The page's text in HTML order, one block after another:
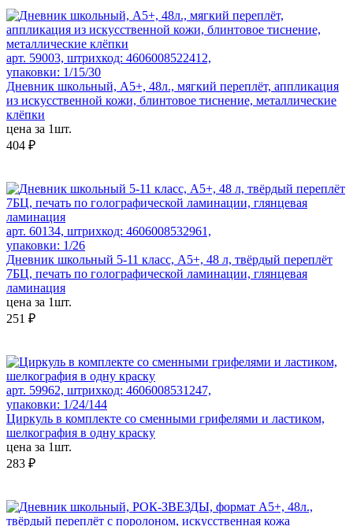
арт. 59003, штрихкод: 4606008522412,
упаковки: 1/15/30
Дневник школьный, А5+, 48л., мягкий переплёт, аппликация
из искусственной кожи, блинтовое тиснение, металлические
клёпки
цена за 1шт.
404 ₽
арт. 60134, штрихкод: 4606008532961,
упаковки: 1/26
Дневник школьный 5-11 класс, А5+, 48 л, твёрдый переплёт
7БЦ, печать по голографической ламинации, глянцевая
ламинация
цена за 1шт.
251 ₽
арт. 59962, штрихкод: 4606008531247,
упаковки: 1/24/144
Циркуль в комплекте со сменными грифелями и ластиком,
шелкография в одну краску
цена за 1шт.
283 ₽